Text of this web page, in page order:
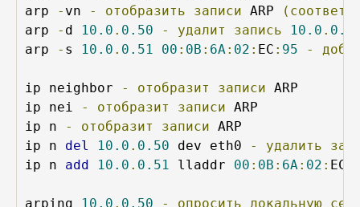
arp
- vn - отобразить записи ARP
arp
- d 10.0 . 0.50 - удалит запись 10.0 .
arp
- s 10.0 . 0.51 00 : 0B : 6A : 02 : EC : 95 -
ip neighbor - отобразит записи ARP
ip nei
- отобразит записи ARP
ip n
- отобразит записи ARP
ip n del 10.0 . 0.50 dev eth0 - удалить
ip n add 10.0 . 0.51 lladdr 00 : 0B : 6A : 02 : EC
arping 10.0 . 0.50 - опросить локальную